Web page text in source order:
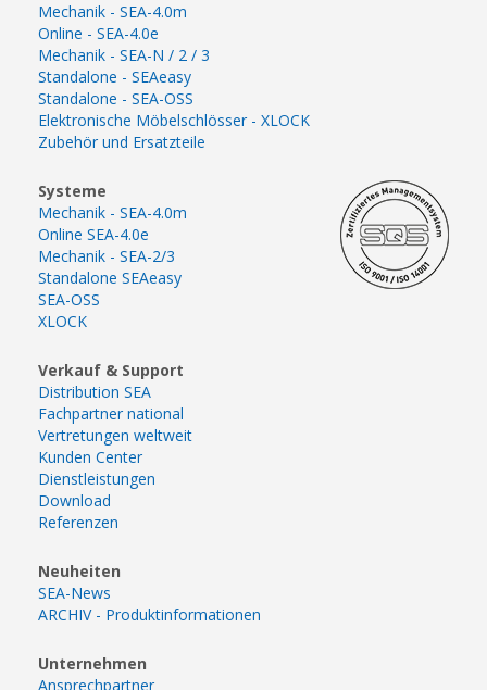
Mechanik - SEA-4.0m
Online - SEA-4.0e
Mechanik - SEA-N / 2 / 3
Standalone - SEAeasy
Standalone - SEA-OSS
Elektronische Möbelschlösser - XLOCK
Zubehör und Ersatzteile
Systeme
Mechanik - SEA-4.0m
Online SEA-4.0e
Mechanik - SEA-2/3
Standalone SEAeasy
SEA-OSS
XLOCK
Verkauf & Support
Distribution SEA
Fachpartner national
Vertretungen weltweit
Kunden Center
Dienstleistungen
Download
Referenzen
Neuheiten
SEA-News
ARCHIV - Produktinformationen
Unternehmen
Ansprechpartner